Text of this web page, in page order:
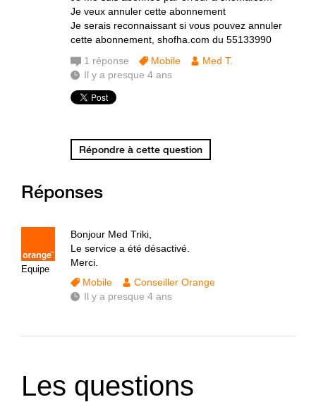
Je veux annuler cette abonnement
Je serais reconnaissant si vous pouvez annuler
cette abonnement, shofha.com du 55133990
1 réponse Mobile
Med T.
Il y a presque 4 ans
Répondre à cette question
Réponses
Equipe
Bonjour Med Triki,
Le service a été désactivé.
Merci.
Mobile
Conseiller Orange
Il y a presque 4 ans
Les questions